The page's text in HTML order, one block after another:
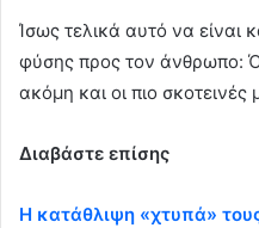
Ίσως τελικά αυτό να είναι
φύσης προς τον άνθρωπο:
ακόμη και οι πιο
Διαβάστε επίσης
Η κατάθλιψη «χτυπά»